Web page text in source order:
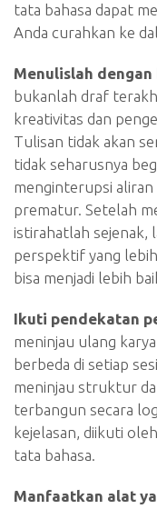
tata bahasa dapat
Anda curahkan ke
Menulislah dengan
bukanlah draf
kreativitas dan
Tulisan tidak akan
tidak seharusnya
menginterupsi
prematur. Setelah
istirahatlah sejenak,
perspektif yang
bisa menjadi lebih
Ikuti pendekatan
meninjau ulang
berbeda di setiap
meninjau struktur
terbangun secara
kejelasan, diikuti
tata bahasa.
Manfaatkan alat